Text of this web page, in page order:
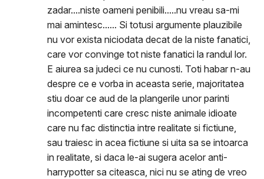
zadar....niste oameni penibili.....nu vreau sa-mi
mai amintesc...... Si totusi argumente plauzibile
nu vor exista niciodata decat de la niste fanatici,
care vor convinge tot niste fanatici la randul lor.
E aiurea sa judeci ce nu cunosti. Toti habar n-au
despre ce e vorba in aceasta serie, majoritatea
stiu doar ce aud de la plangerile unor parinti
incompetenti care cresc niste animale idioate
care nu fac distinctia intre realitate si fictiune,
sau traiesc in acea fictiune si uita sa se intoarca
in realitate, si daca le-ai sugera acelor anti-
harrypotter sa citeasca, nici nu se ating de vreo